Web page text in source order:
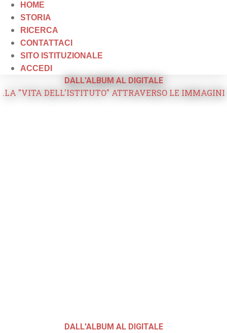
HOME
STORIA
RICERCA
CONTATTACI
SITO ISTITUZIONALE
ACCEDI
DALL'ALBUM AL DIGITALE
.LA "VITA DELL'ISTITUTO" ATTRAVERSO LE IMMAGINI
DALL'ALBUM AL DIGITALE